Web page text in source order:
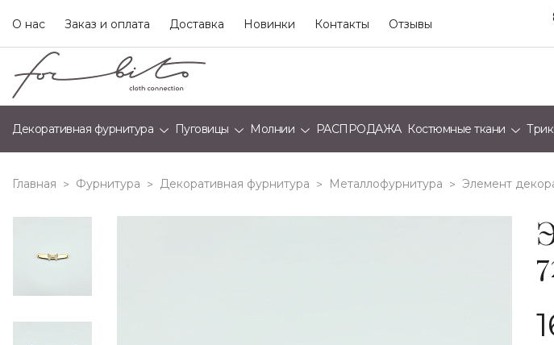
О нас Заказ и оплата Доставка Новинки Контакты Отзывы
Декоративная фурнитура Пуговицы Молнии РАСПРОДАЖА Костюмные ткани
Главная > Фурнитура > Декоративная фурнитура > Металлофурнитура > элемент